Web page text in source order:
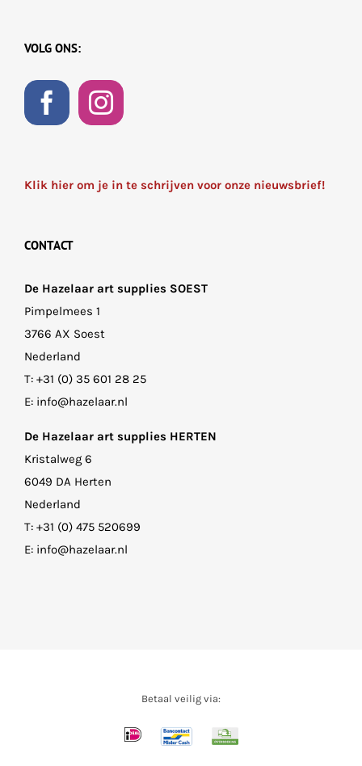
VOLG ONS:
Klik hier om je in te schrijven voor onze nieuwsbrief!
CONTACT
De Hazelaar art supplies SOEST
Pimpelmees 1
3766 AX Soest
Nederland
T: +31 (0) 35 601 28 25
E: info@hazelaar.nl
De Hazelaar art supplies HERTEN
Kristalweg 6
6049 DA Herten
Nederland
T: +31 (0) 475 520699
E: info@hazelaar.nl
Betaal veilig via: